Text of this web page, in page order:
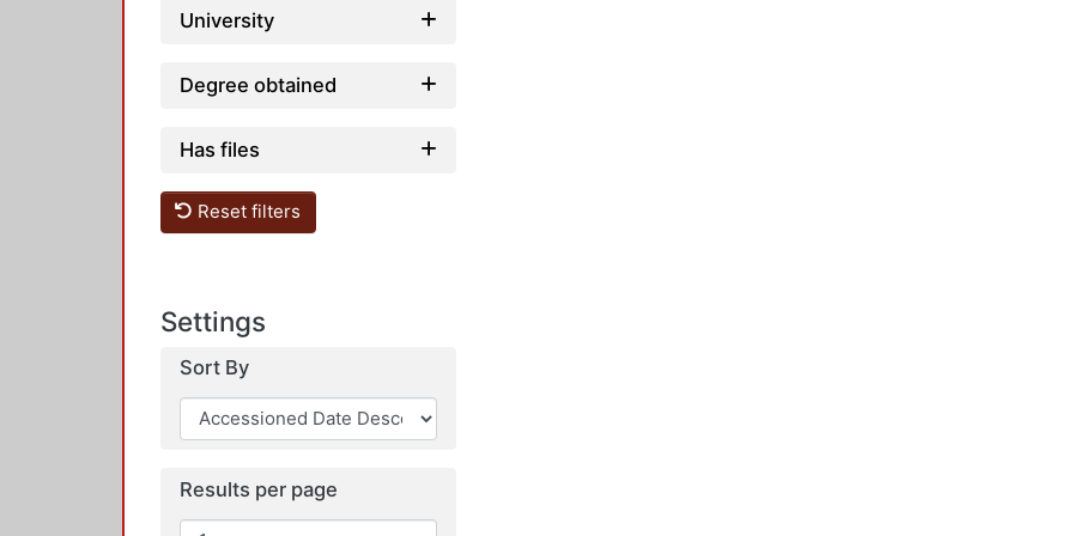
University
Degree obtained
Has files
Reset filters
Settings
Sort By
Results per page